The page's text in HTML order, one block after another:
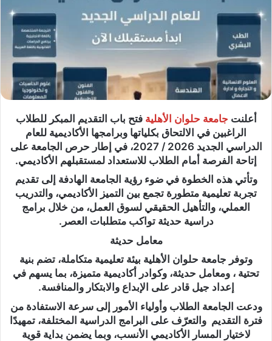
أعلنت جامعة حلوان الأهليةفتح باب التقديم المبكر للطلاب
الراغبين في الالتحاق بكلياتها وبرامجها الأكاديمية للعام
الدراسي الجديد 2026 / 2027، في إطار حرص الجامعة على
إتاحة الفرصة أمام الطلاب للاستعداد لمستقبلهم الأكاديمي.
وتأتي هذه الخطوة في ضوء رؤية الجامعة الهادفة إلى تقديم
تجربة تعليمية متطورة تجمع بين التميز الأكاديمي، والتدريب
العملي، والتأهيل الحقيقي لسوق العمل، من خلال برامج
دراسية حديثة تواكب متطلبات العصر.
معامل حديثة
وتوفر جامعة حلوان الأهلية بيئة تعليمية متكاملة، تضم بنية
تحتية ، ومعامل حديثة، وكوادر أكاديمية متميزة، بما يسهم في
إعداد جيل قادر على الإبداع والابتكار والمنافسة.
ودعت الجامعة الطلاب وأولياء الأمور إلى سرعة الاستفادة من
فترة التقديم والتعرّف على البرامج الدراسية المختلفة، تمهيدًا
لاختيار المسار الأكاديمي الأنسب، وبما يضمن بداية قوية